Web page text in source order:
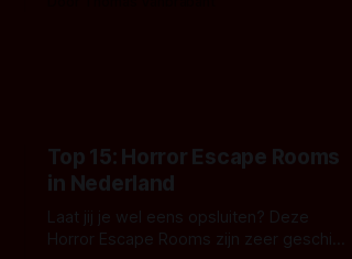
Top 15: Horror Escape Rooms
in Nederland
Laat jij je wel eens opsluiten? Deze
Horror Escape Rooms zijn zeer geschikt